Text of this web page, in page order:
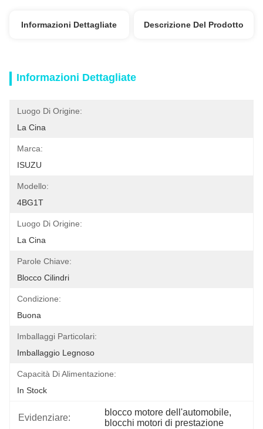
Informazioni Dettagliate Descrizione Del Prodotto
Informazioni Dettagliate
Luogo Di Origine:
La Cina
Marca:
ISUZU
Modello:
4BG1T
Luogo Di Origine:
La Cina
Parole Chiave:
Blocco Cilindri
Condizione:
Buona
Imballaggi Particolari:
Imballaggio Legnoso
Capacità Di Alimentazione:
In Stock
Evidenziare:
blocco motore dell'automobile,
blocchi motori di prestazione